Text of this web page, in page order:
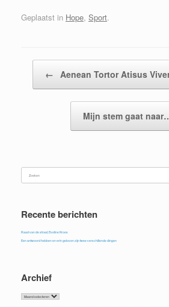
Geplaatst in Hope, Sport.
← Aenean Tortor Atisus
Mijn stem gaat
Zoeken
Recente berichten
Raad van de straat, Eveline Kroes
Een antwoord hebben en erin geloven zijn twee verschillende dingen
Archief